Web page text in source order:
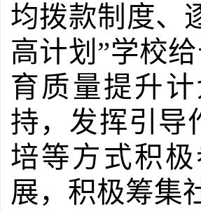
均拨款制度、
高计划”学校
育质量提升
持，发挥引导
培等方式积
展，积极筹集